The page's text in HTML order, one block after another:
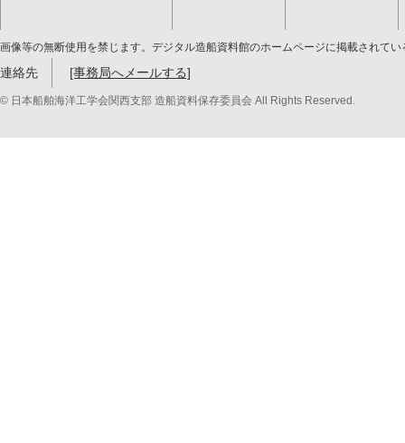
画像等の無断使用を禁じます。デジタル造船資料館のホームページに掲載されて
連絡先 [事務局へメールする]
© 日本船舶海洋工学会関西支部 造船資料保存委員会 All Rights Reserved.